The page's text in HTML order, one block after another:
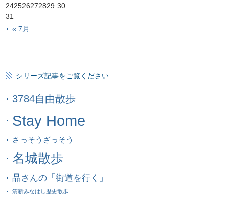
242526272829 30
31
« 7月
シリーズ記事をご覧ください
3784自由散歩
Stay Home
さっそうざっそう
名城散歩
品さんの「街道を行く」
清新みなはし歴史散歩